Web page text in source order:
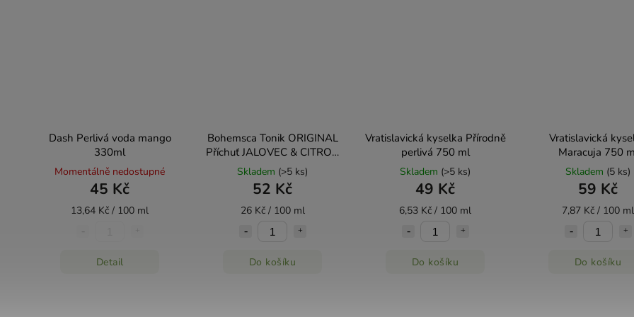
Dash Perlivá voda mango
330ml
Momentálně nedostupné
45 Kč
13,64 Kč / 100 ml
Detail
Bohemsca Tonik ORIGINAL
Příchuť JALOVEC & CITRON
200 ml (sklo)
Skladem (>5 ks)
52 Kč
26 Kč / 100 ml
Do košíku
Vratislavická kyselka Přírodně
perlivá 750 ml
Skladem (>5 ks)
49 Kč
6,53 Kč / 100 ml
Do košíku
Vratislavická
Maracuja 750
Skladem (5 ks)
59 Kč
7,87 Kč / 100 ml
Do košíku